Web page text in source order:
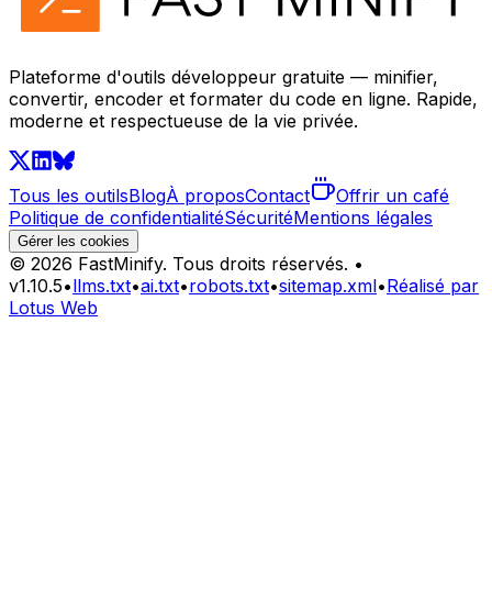
Plateforme d'outils développeur gratuite — minifier,
convertir, encoder et formater du code en ligne. Rapide,
moderne et respectueuse de la vie privée.
Tous les outilsBlogÀ proposContact
Offrir un café
Politique de confidentialitéSécuritéMentions légales
Gérer les cookies
© 2026 FastMinify. Tous droits réservés. •
v1.10.5•llms.txt•ai.txt•robots.txt•sitemap.xml•Réalisé par
Lotus Web